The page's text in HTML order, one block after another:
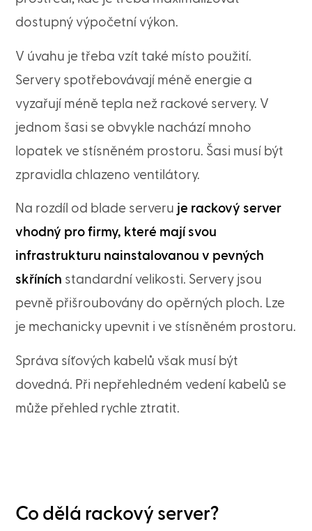
dostupný výpočetní výkon.
V úvahu je třeba vzít také místo použití.
Servery spotřebovávají méně energie a
vyzařují méně tepla než rackové servery. V
jednom šasi se obvykle nachází mnoho
lopatek ve stísněném prostoru. Šasi musí být
zpravidla chlazeno ventilátory.
Na rozdíl od blade serveru je rackový server
vhodný pro firmy, které mají svou
infrastrukturu nainstalovanou v pevných
skříních standardní velikosti. Servery jsou
pevně přišroubovány do opěrných ploch. Lze
je mechanicky upevnit i ve stísněném prostoru.
Správa síťových kabelů však musí být
dovedná. Při nepřehledném vedení kabelů se
může přehled rychle ztratit.
Co dělá rackový server?